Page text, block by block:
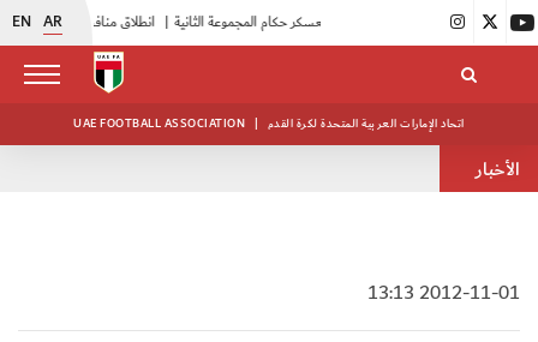
EN AR انطلاق منافسات بطولة النخبة لحرس الرئاسة |
UAE FOOTBALL ASSOCIATION | اتحاد الإمارات العربية المتحدة لكرة القدم
الأخبار
2012-11-01 13:13